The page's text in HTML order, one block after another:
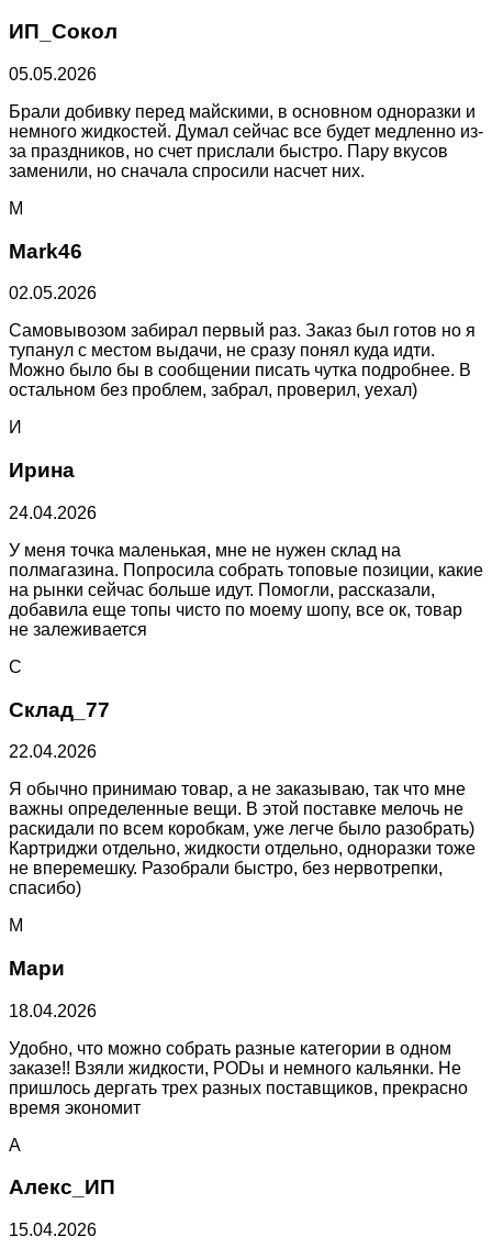
ИП_Сокол
05.05.2026
Брали добивку перед майскими, в основном одноразки и
немного жидкостей. Думал сейчас все будет медленно из-
за праздников, но счет прислали быстро. Пару вкусов
заменили, но сначала спросили насчет них.
M
Mark46
02.05.2026
Самовывозом забирал первый раз. Заказ был готов но я
тупанул с местом выдачи, не сразу понял куда идти.
Можно было бы в сообщении писать чутка подробнее. В
остальном без проблем, забрал, проверил, уехал)
И
Ирина
24.04.2026
У меня точка маленькая, мне не нужен склад на
полмагазина. Попросила собрать топовые позиции, какие
на рынки сейчас больше идут. Помогли, рассказали,
добавила еще топы чисто по моему шопу, все ок, товар
не залеживается
С
Склад_77
22.04.2026
Я обычно принимаю товар, а не заказываю, так что мне
важны определенные вещи. В этой поставке мелочь не
раскидали по всем коробкам, уже легче было разобрать)
Картриджи отдельно, жидкости отдельно, одноразки тоже
не вперемешку. Разобрали быстро, без нервотрепки,
спасибо)
М
Мари
18.04.2026
Удобно, что можно собрать разные категории в одном
заказе!! Взяли жидкости, PODы и немного кальянки. Не
пришлось дергать трех разных поставщиков, прекрасно
время экономит
А
Алекс_ИП
15.04.2026